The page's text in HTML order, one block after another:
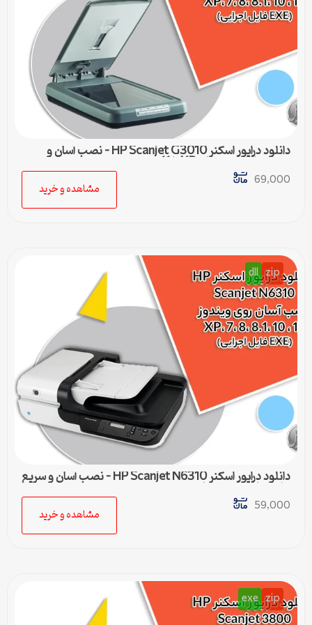
دانلود درایور اسکنر HP Scanjet G3010 – نصب آسان و
سریع برای ویندوزهای XP تا 11
69,000
مشاهده و خرید
zip
dll
دانلود درایور اسکنر HP Scanjet N6310 – نصب آسان و سریع
برای تمامی ویندوزها
59,000
مشاهده و خرید
zip
exe